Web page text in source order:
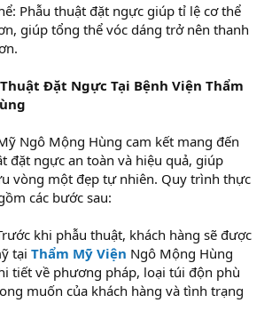
Phẫu thuật đặt ngực giúp tỉ lệ cơ thể
giúp tổng thể vóc dáng trở nên thanh
Đặt Ngực Tại Bệnh Viện Thẩm
Ngô Mộng Hùng cam kết mang đến
đặt ngực an toàn và hiệu quả, giúp
vòng một đẹp tự nhiên. Quy trình thực
các bước sau:
khi phẫu thuật, khách hàng sẽ được
tại Thẩm Mỹ Viện Ngô Mộng Hùng
tiết về phương pháp, loại túi độn phù
muốn của khách hàng và tình trạng